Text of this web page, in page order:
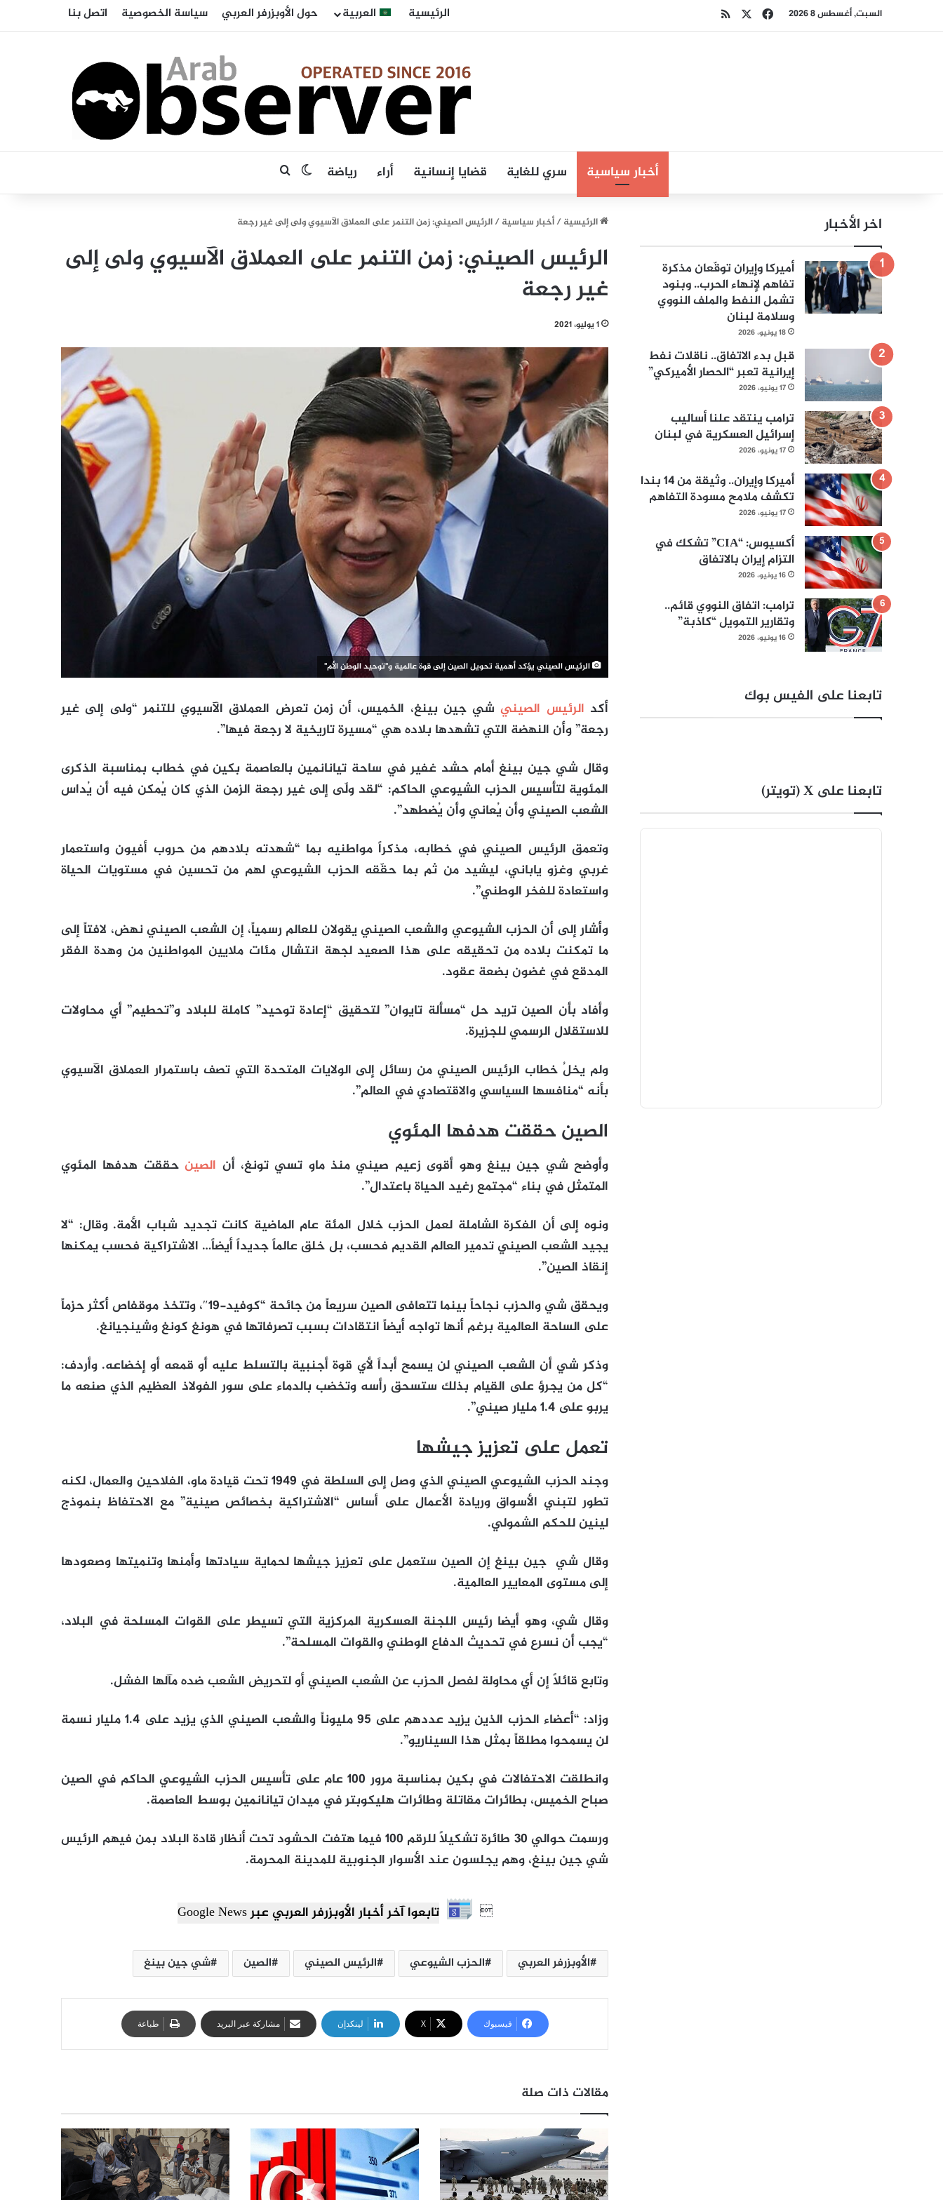
السبت, أغسطس 8 2026 فيسبوك الرئيسية العربية حول الأوبزرفر العربي سياسة الخصوصية اتصل بنا
أخبار سياسية سري للغاية قضايا إنسانية أراء رياضة الوضع المظلم
الرئيسية/أخبار سياسية/الرئيس الصيني: زمن التنمر على العملاق الآسيوي ولى إلى غير رجعة
الرئيس الصيني: زمن التنمر على العملاق الآسيوي ولى إلى
غير رجعة
1 يوليو، 2021
الرئيس الصيني يؤكد أهمية تحويل الصين إلى قوة عالمية و"توحيد الوطن الأم"
أكد الرئيس الصينيشي جين بينغ، الخميس، أن زمن تعرض العملاق الآسيوي للتنمر “ولى إلى غير
رجعة” وأن النهضة التي تشهدها بلاده هي “مسيرة تاريخية لا رجعة فيها”.
وقال شي جين بينغ أمام حشد غفير في ساحة تيانانمين بالعاصمة بكين في خطاب بمناسبة الذكرى
المئوية لتأسيس الحزب الشيوعي الحاكم: “لقد ولّى إلى غير رجعة الزمن الذي كان يُمكن فيه أن يُداس
الشعب الصيني وأن يُعاني وأن يُضطهد”.
وتعمق الرئيس الصيني في خطابه، مذكراً مواطنيه بما “شهدته بلادهم من حروب أفيون واستعمار
غربي وغزو ياباني، ليشيد من ثم بما حقّقه الحزب الشيوعي لهم من تحسين في مستويات الحياة
واستعادة للفخر الوطني”.
وأشار إلى أن الحزب الشيوعي والشعب الصيني يقولان للعالم رسمياً، إن الشعب الصيني نهض، لافتاً إلى
ما تمكنت بلاده من تحقيقه على هذا الصعيد لجهة انتشال مئات ملايين المواطنين من وهدة الفقر
المدقع في غضون بضعة عقود.
وأفاد بأن الصين تريد حل “مسألة تايوان” لتحقيق “إعادة توحيد” كاملة للبلاد و”تحطيم” أي محاولات
للاستقلال الرسمي للجزيرة.
ولم يخلُ خطاب الرئيس الصيني من رسائل إلى الولايات المتحدة التي تصف باستمرار العملاق الآسيوي
بأنه “منافسها السياسي والاقتصادي في العالم”.
الصين حققت هدفها المئوي
وأوضح شي جين بينغ وهو أقوى زعيم صيني منذ ماو تسي تونغ، أن الصينحققت هدفها المئوي
المتمثل في بناء “مجتمع رغيد الحياة باعتدال”.
ونوه إلى أن الفكرة الشاملة لعمل الحزب خلال المئة عام الماضية كانت تجديد شباب الأمة. وقال: “لا
يجيد الشعب الصيني تدمير العالم القديم فحسب، بل خلق عالماً جديداً أيضاً… الاشتراكية فحسب يمكنها
إنقاذ الصين”.
ويحقق شي والحزب نجاحاً بينما تتعافى الصين سريعاً من جائحة “كوفيد-19″، وتتخذ موقفاص أكثر حزماً
على الساحة العالمية برغم أنها تواجه أيضاً انتقادات بسبب تصرفاتها في هونغ كونغ وشينجيانغ.
وذكر شي أن الشعب الصيني لن يسمح أبداً لأي قوة أجنبية بالتسلط عليه أو قمعه أو إخضاعه. وأردف:
“كل من يجرؤ على القيام بذلك ستسحق رأسه وتخضب بالدماء على سور الفولاذ العظيم الذي صنعه ما
يربو على 1.4 مليار صيني”.
تعمل على تعزيز جيشها
وجند الحزب الشيوعي الصيني الذي وصل إلى السلطة في 1949 تحت قيادة ماو، الفلاحين والعمال، لكنه
تطور لتبني الأسواق وريادة الأعمال على أساس “الاشتراكية بخصائص صينية” مع الاحتفاظ بنموذج
لينين للحكم الشمولي.
وقال شي جين بينغ إن الصين ستعمل على تعزيز جيشها لحماية سيادتها وأمنها وتنميتها وصعودها
إلى مستوى المعايير العالمية.
وقال شي، وهو أيضا رئيس اللجنة العسكرية المركزية التي تسيطر على القوات المسلحة في البلاد،
“يجب أن نسرع في تحديث الدفاع الوطني والقوات المسلحة”.
وتابع قائلاً إن أي محاولة لفصل الحزب عن الشعب الصيني أو لتحريض الشعب ضده مآلها الفشل.
وزاد: “أعضاء الحزب الذين يزيد عددهم على 95 مليوناً والشعب الصيني الذي يزيد على 1.4 مليار نسمة
لن يسمحوا مطلقاً بمثل هذا السيناريو”.
وانطلقت الاحتفالات في بكين بمناسبة مرور 100 عام على تأسيس الحزب الشيوعي الحاكم في الصين
صباح الخميس، بطائرات مقاتلة وطائرات هليكوبتر في ميدان تيانانمين بوسط العاصمة.
ورسمت حوالي 30 طائرة تشكيلاً للرقم 100 فيما هتفت الحشود تحت أنظار قادة البلاد بمن فيهم الرئيس
شي جين بينغ، وهم يجلسون عند الأسوار الجنوبية للمدينة المحرمة.
 تابعوا آخر أخبار الأوبزرفر العربي عبر Google News
الأوبزرفر العربي الحزب الشيوعي الرئيس الصيني الصين شي جين بينغ
فيسبوك ‫X لينكدإن مشاركة عبر البريد طباعة
مقالات ذات صلة
اخر الأخبار
أميركا وإيران توقّعان مذكرة
تفاهم لإنهاء الحرب.. وبنود
تشمل النفط والملف النووي
وسلامة لبنان
18 يونيو، 2026
قبل بدء الاتفاق.. ناقلات نفط
إيرانية تعبر “الحصار الأميركي”
17 يونيو، 2026
ترامب ينتقد علنا أساليب
إسرائيل العسكرية في لبنان
17 يونيو، 2026
أميركا وإيران.. وثيقة من 14 بندا
تكشف ملامح مسودة التفاهم
17 يونيو، 2026
أكسيوس: “CIA” تشكك في
التزام إيران بالاتفاق
16 يونيو، 2026
ترامب: اتفاق النووي قائم..
وتقارير التمويل “كاذبة”
16 يونيو، 2026
تابعنا على الفيس بوك
تابعنا على X (تويتر)